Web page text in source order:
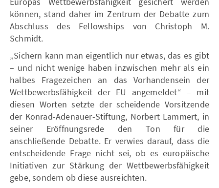
können, stand daher im Zentrum der Debatte zum
Abschluss des Fellowships von Christoph M.
Schmidt.
„Sichern kann man eigentlich nur etwas, das es gibt
– und nicht wenige haben inzwischen mehr als ein
halbes Fragezeichen an das Vorhandensein der
Wettbewerbsfähigkeit der EU angemeldet“ – mit
diesen Worten setzte der scheidende Vorsitzende
der Konrad-Adenauer-Stiftung, Norbert Lammert, in
seiner Eröffnungsrede den Ton für die
anschließende Debatte. Er verwies darauf, dass die
entscheidende Frage nicht sei, ob es europäische
Initiativen zur Stärkung der Wettbewerbsfähigkeit
gebe, sondern ob diese ausreichten.